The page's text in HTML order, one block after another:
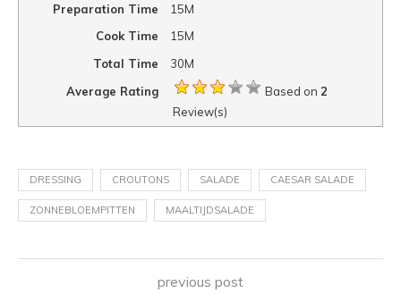
Preparation Time
15M
Cook Time
15M
Total Time
30M
Average Rating
Based on 2
Review(s)
DRESSING CROUTONS SALADE CAESAR SALADE
ZONNEBLOEMPITTEN MAALTIJDSALADE
previous post